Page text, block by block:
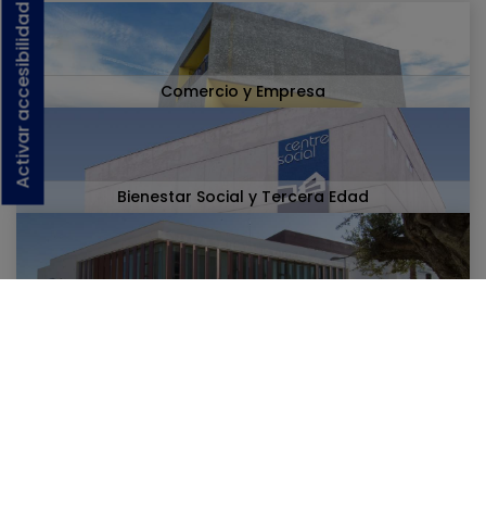
Activar accesibilidad Comercio y Empresa
Bienestar Social y Tercera Edad